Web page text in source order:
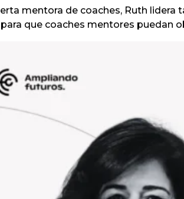
mentora de coaches, Ruth lidera
que coaches mentores puedan